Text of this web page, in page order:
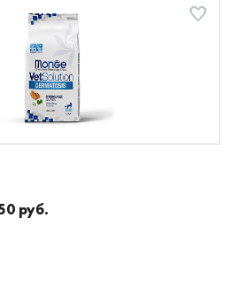
руб.